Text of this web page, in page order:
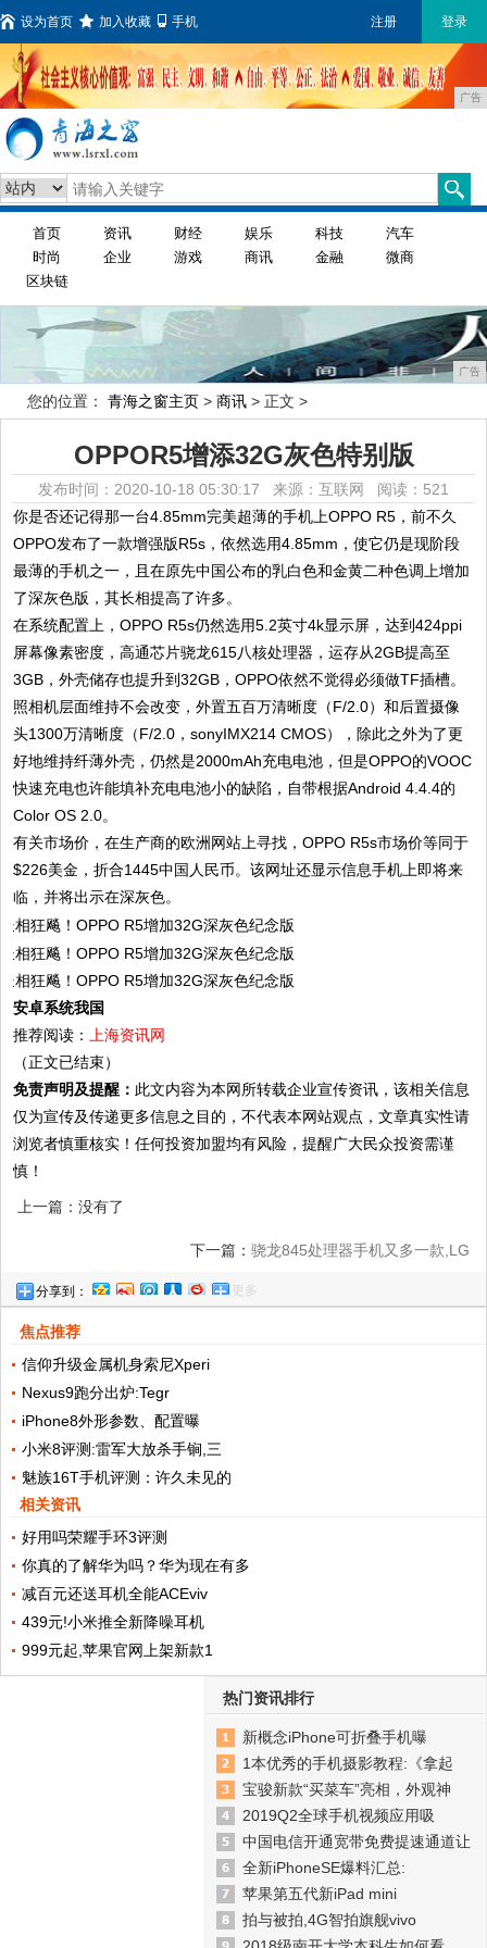
设为首页 加入收藏 手机 注册 登录
广告
首页 资讯 财经 娱乐 科技
汽车
时尚
企业 游戏 商讯 金融
微商
区块链
广告
您的位置： 青海之窗主页 > 商讯 > 正文 >
OPPOR5增添32G灰色特别版
发布时间：2020-10-18 05:30:17 来源：互联网 阅读：521
你是否还记得那一台4.85mm完美超薄的手机上OPPO R5，前不久
OPPO发布了一款增强版R5s，依然选用4.85mm，使它仍是现阶段
最薄的手机之一，且在原先中国公布的乳白色和金黄二种色调上增加
了深灰色版，其长相提高了许多。
在系统配置上，OPPO R5s仍然选用5.2英寸4k显示屏，达到424ppi
屏幕像素密度，高通芯片骁龙615八核处理器，运存从2GB提高至
3GB，外壳储存也提升到32GB，OPPO依然不觉得必须做TF插槽。
照相机层面维持不会改变，外置五百万清晰度（F/2.0）和后置摄像
头1300万清晰度（F/2.0，sonyIMX214 CMOS），除此之外为了更
好地维持纤薄外壳，仍然是2000mAh充电电池，但是OPPO的VOOC
快速充电也许能填补充电电池小的缺陷，自带根据Android 4.4.4的
Color OS 2.0。
有关市场价，在生产商的欧洲网站上寻找，OPPO R5s市场价等同于
$226美金，折合1445中国人民币。该网址还显示信息手机上即将来
临，并将出示在深灰色。
安卓系统我国
推荐阅读：上海资讯网
（正文已结束）
免责声明及提醒： 此文内容为本网所转载企业宣传资讯，该相关信息
仅为宣传及传递更多信息之目的，不代表本网站观点，文章真实性请
浏览者慎重核实！任何投资加盟均有风险，提醒广大民众投资需谨
慎！
上一篇：没有了
下一篇： 骁龙845处理器手机又多一款,LG
分享到： 更多
焦点推荐
信仰升级金属机身索尼Xperi
Nexus9跑分出炉:Tegr
iPhone8外形参数、配置曝
小米8评测:雷军大放杀手锏,三
魅族16T手机评测：许久未见的
相关资讯
好用吗荣耀手环3评测
你真的了解华为吗？华为现在有多
减百元还送耳机全能ACEviv
439元!小米推全新降噪耳机
999元起,苹果官网上架新款1
热门资讯排行
新概念iPhone可折叠手机曝
1本优秀的手机摄影教程:《拿起
宝骏新款“买菜车”亮相，外观神
2019Q2全球手机视频应用吸
中国电信开通宽带免费提速通道让
全新iPhoneSE爆料汇总:
苹果第五代新iPad mini
拍与被拍,4G智拍旗舰vivo